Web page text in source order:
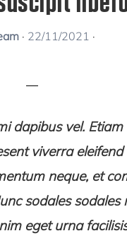
· 22/11/2021 ·
dapibus vel.
viverra
neque, et
sodales sodales
eget urna